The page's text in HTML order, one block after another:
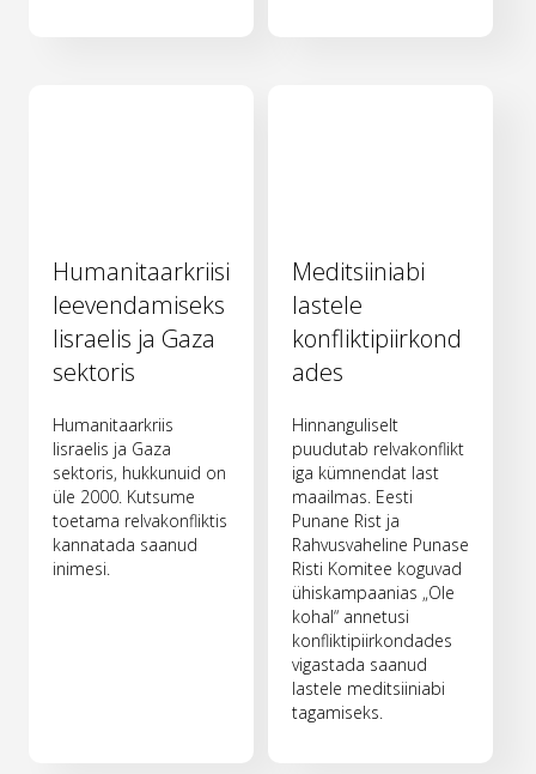
Humanitaarkriisi
leevendamiseks
Iisraelis ja Gaza
sektoris
Humanitaarkriis
Iisraelis ja Gaza
sektoris, hukkunuid on
üle 2000. Kutsume
toetama relvakonfliktis
kannatada saanud
inimesi.
Meditsiiniabi
lastele
konfliktipiirkond
ades
Hinnanguliselt
puudutab relvakonflikt
iga kümnendat last
maailmas. Eesti
Punane Rist ja
Rahvusvaheline Punase
Risti Komitee koguvad
ühiskampaanias „Ole
kohal“ annetusi
konfliktipiirkondades
vigastada saanud
lastele meditsiiniabi
tagamiseks.